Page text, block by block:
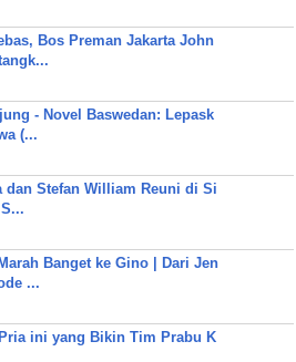
Bos Preman Jakarta John
- Novel Baswedan: Lepask
(...
dan Stefan William Reuni di Si
Banget ke Gino | Dari Jen
...
ini yang Bikin Tim Prabu K